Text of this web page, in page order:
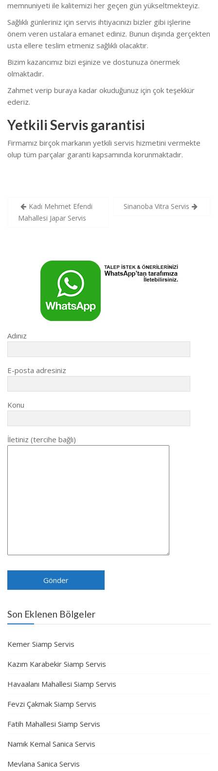
memnuniyeti ile kalitemizi her geçen gün yükseltmekteyiz.
Sağlıklı günleriniz için servis ihtiyacınızı bizler gibi işlerine
önem veren ustalara emanet ediniz. Bunun dışında gerçekten
usta ellere teslim etmeniz sağlıklı olacaktır.
Bizim kazancımız bizi eşinize ve dostunuza önermek
olmaktadır.
Zahmet verip buraya kadar okuduğunuz için çok teşekkür
ederiz.
Yetkili Servis garantisi
Firmamız birçok markanın yetkili servis hizmetini vermekte
olup tüm parçalar garanti kapsamında korunmaktadır.
Yazı
gezinmesi
Kadı Mehmet Efendi
Mahallesi Japar Servis
Sinanoba Vitra Servis
Adınız
E-posta adresiniz
Konu
İletiniz (tercihe bağlı)
Son Eklenen Bölgeler
Kemer Siamp Servis
Kazım Karabekir Siamp Servis
Havaalanı Mahallesi Siamp Servis
Fevzi Çakmak Siamp Servis
Fatih Mahallesi Siamp Servis
Namık Kemal Sanica Servis
Mevlana Sanica Servis